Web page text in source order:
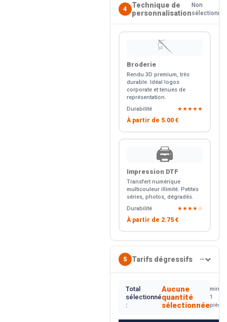
4
Technique de
personnalisation
Non
sélectionné
🪡
Broderie
Rendu 3D premium, très
durable. Idéal logos
corporate et tenues de
représentation.
Durabilité
★★★★★
À partir de 5.00 €
🖨️
Impression DTF
Transfert numérique
multicouleur illimité. Petites
séries, photos, dégradés.
Durabilité
★★★★☆
À partir de 2.75 €
5 Tarifs dégressifs —
Total
sélectionné
:
Aucune
quantité
sélectionnée
min.
1
pièce